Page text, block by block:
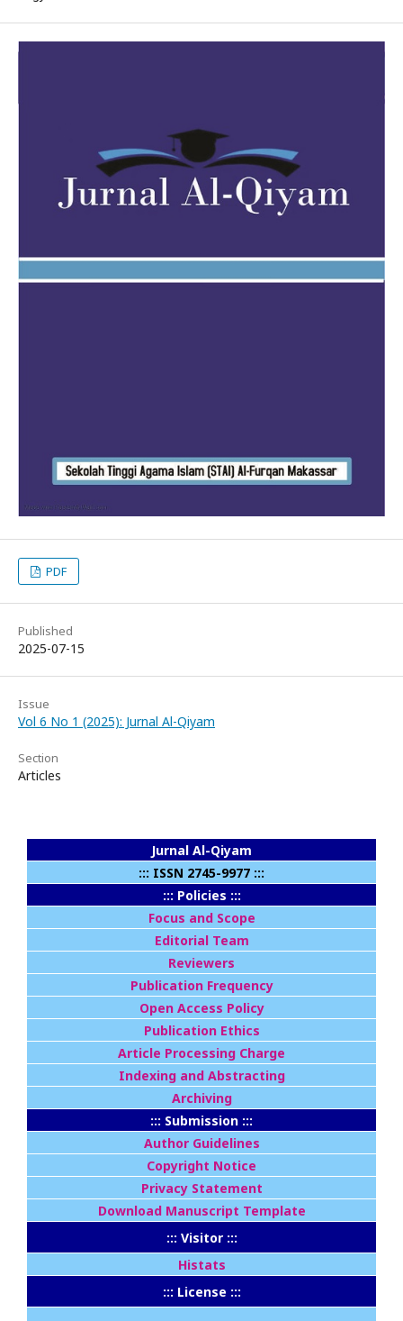
PDF
Published
2025-07-15
Issue
Vol 6 No 1 (2025): Jurnal Al-Qiyam
Section
Articles
Jurnal Al-Qiyam
::: ISSN 2745-9977 :::
::: Policies :::
Focus and Scope
Editorial Team
Reviewers
Publication Frequency
Open Access Policy
Publication Ethics
Article Processing Charge
Indexing and Abstracting
Archiving
::: Submission :::
Author Guidelines
Copyright Notice
Privacy Statement
Download Manuscript Template
::: Visitor :::
Histats
::: License :::